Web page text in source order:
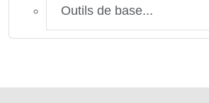
Outils de base...